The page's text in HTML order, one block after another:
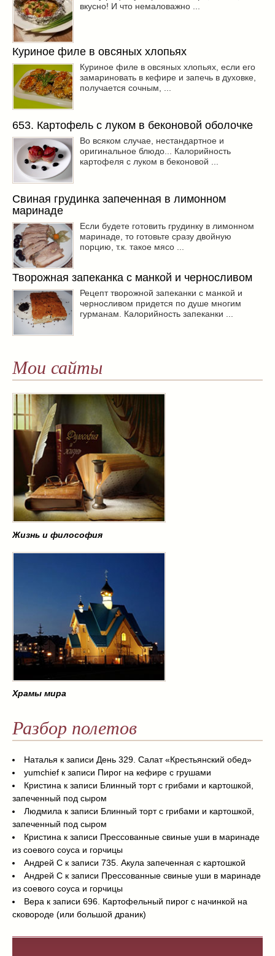
вкусно! И что немаловажно ...
Куриное филе в овсяных хлопьях
Куриное филе в овсяных хлопьях, если его
замариновать в кефире и запечь в духовке,
получается сочным, ...
653. Картофель с луком в беконовой оболочке
Во всяком случае, нестандартное и
оригинальное блюдо... Калорийность
картофеля с луком в беконовой ...
Свиная грудинка запеченная в лимонном
маринаде
Если будете готовить грудинку в лимонном
маринаде, то готовьте сразу двойную
порцию, т.к. такое мясо ...
Творожная запеканка с манкой и черносливом
Рецепт творожной запеканки с манкой и
черносливом придется по душе многим
гурманам. Калорийность запеканки ...
Мои сайты
Жизнь и философия
Храмы мира
Разбор полетов
Наталья к записи День 329. Салат «Крестьянский обед»
yumchief к записи Пирог на кефире с грушами
Кристина к записи Блинный торт с грибами и картошкой,
запеченный под сыром
Людмила к записи Блинный торт с грибами и картошкой,
запеченный под сыром
Кристина к записи Прессованные свиные уши в маринаде
из соевого соуса и горчицы
Андрей С к записи 735. Акула запеченная с картошкой
Андрей С к записи Прессованные свиные уши в маринаде
из соевого соуса и горчицы
Вера к записи 696. Картофельный пирог с начинкой на
сковороде (или большой драник)